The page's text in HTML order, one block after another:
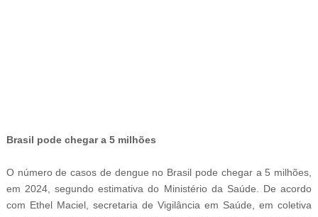
Brasil pode chegar a 5 milhões
O número de casos de dengue no Brasil pode chegar a 5 milhões,
em 2024, segundo estimativa do Ministério da Saúde. De acordo
com Ethel Maciel, secretaria de Vigilância em Saúde, em coletiva